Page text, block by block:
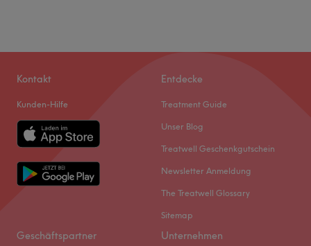
Kontakt
Kunden-Hilfe
Entdecke
Treatment Guide
Unser Blog
Treatwell Geschenkgutschein
Newsletter Anmeldung
The Treatwell Glossary
Sitemap
Geschäftspartner Unternehmen